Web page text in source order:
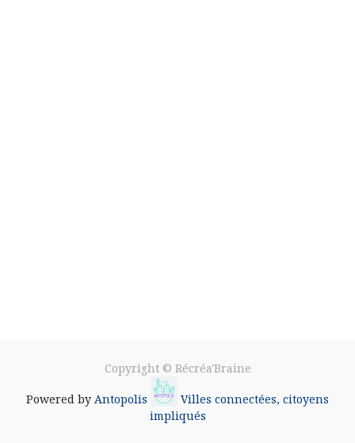
Copyright © Récréa'Braine
Powered by Antopolis
Villes connectées, citoyens
impliqués